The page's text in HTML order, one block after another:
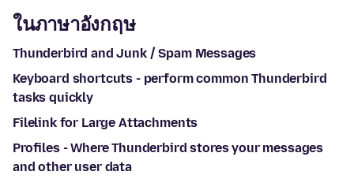
ในภาษาอังกฤษ
Thunderbird and Junk / Spam Messages
Keyboard shortcuts - perform common Thunderbird
tasks quickly
Filelink for Large Attachments
Profiles - Where Thunderbird stores your messages
and other user data